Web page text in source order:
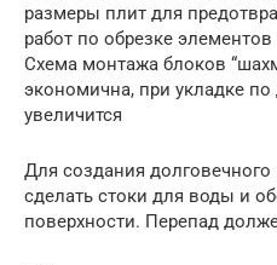
размеры плит для
работ по обрезке
Схема монтажа блоков
экономична, при укладке
увеличится
Для создания
сделать стоки для воды и
поверхности. Перепад